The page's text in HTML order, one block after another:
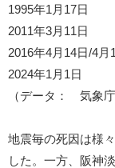
1995年1月17日
2011年3月11
2016年4月14日/
2024年1月1
（データ： 気象庁
地震毎の死因は様
した。一方、阪神